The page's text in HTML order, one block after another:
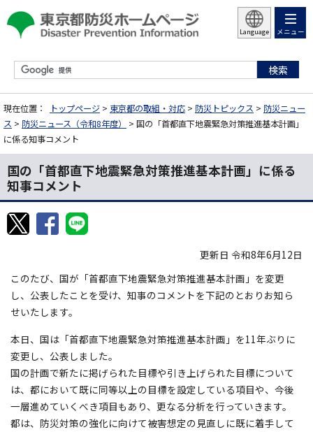
Language メニュー
現在位置： トップページ > 東京都の取組・対応 > 防災トピックス > 防災ニュー
ス > 防災ニュース（令和8年度）
> 国の「首都直下地震緊急対策推進基本計画」
に係る知事コメント
国の「首都直下地震緊急対策推進基本計画」に係る
知事コメント
更新日 令和8年6月12日
このたび、国が「首都直下地震緊急対策推進基本計画」を変更
し、公表したことを受け、知事のコメントを下記のとおりお知ら
せいたします。
本日、国は「首都直下地震緊急対策推進基本計画」を11年ぶりに
変更し、公表しました。
国の計画で新たに掲げられた目標や引き上げられた目標について
は、都において既に同等以上の目標を設定している項目や、今後
一層進めていくべき項目もあり、更なる分析を行っていきます。
都は、防災対策の強化に向けて被害想定の見直しに既に着手して